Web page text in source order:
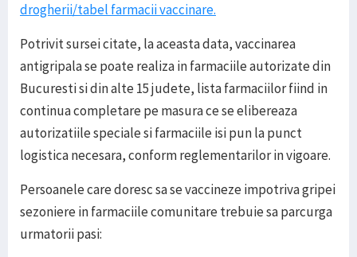
drogherii/tabel farmacii vaccinare.
Potrivit sursei citate, la aceasta data, vaccinarea
antigripala se poate realiza in farmaciile autorizate din
Bucuresti si din alte 15 judete, lista farmaciilor fiind in
continua completare pe masura ce se elibereaza
autorizatiile speciale si farmaciile isi pun la punct
logistica necesara, conform reglementarilor in vigoare.
Persoanele care doresc sa se vaccineze impotriva gripei
sezoniere in farmaciile comunitare trebuie sa parcurga
urmatorii pasi: